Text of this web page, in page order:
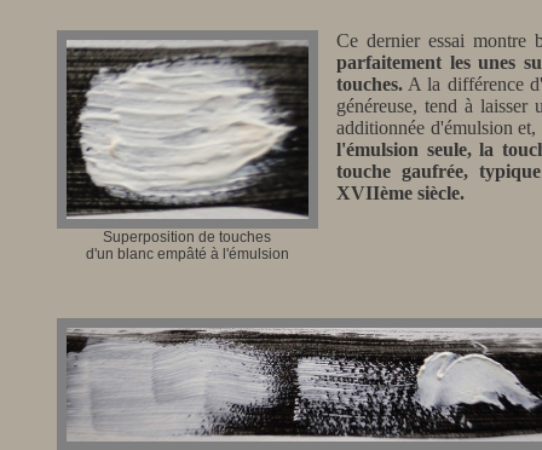
Superposition de touches
d'un blanc empâté à l'émulsion
Ce dernier essai montre
parfaitement les unes
touches. A la différence
généreuse, tend à
additionnée d'émulsion
l'émulsion seule, la
touche gaufrée,
XVIIème siècle.